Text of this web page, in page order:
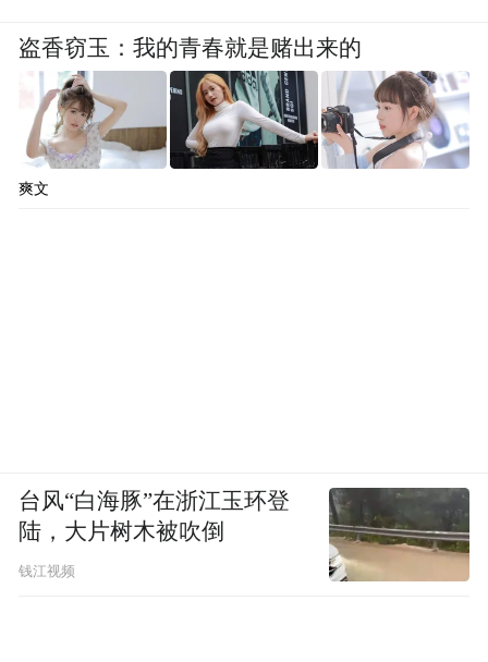
盗香窃玉：我的青春就是赌出来的
爽文
台风“白海豚”在浙江玉环登
陆，大片树木被吹倒
钱江视频